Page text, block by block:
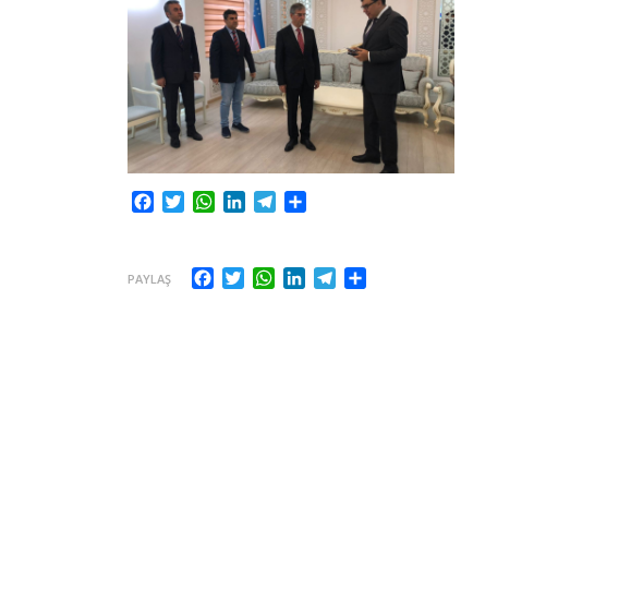
Facebook
TwitterWhatsApp
LinkedInTelegram
PAYLAŞ Facebook
TwitterWhatsApp
LinkedInTelegram